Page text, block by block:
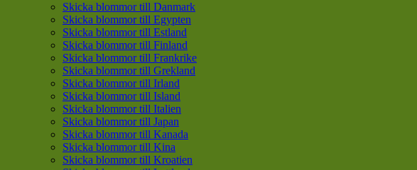
Skicka blommor till Danmark
Skicka blommor till Egypten
Skicka blommor till Estland
Skicka blommor till Finland
Skicka blommor till Frankrike
Skicka blommor till Grekland
Skicka blommor till Irland
Skicka blommor till Island
Skicka blommor till Italien
Skicka blommor till Japan
Skicka blommor till Kanada
Skicka blommor till Kina
Skicka blommor till Kroatien